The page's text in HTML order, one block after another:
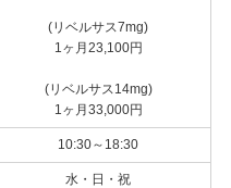
(リベルサス7mg)
1ヶ月23,100円
(リベルサス14mg)
1ヶ月33,000円
10:30～18:30
水・日・祝